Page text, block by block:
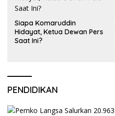
Siapa Komaruddin
Hidayat, Ketua Dewan Pers
Saat Ini?
PENDIDIKAN